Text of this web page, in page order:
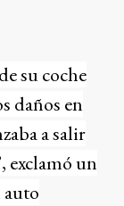
su coche
daños en
a salir
exclamó un
auto